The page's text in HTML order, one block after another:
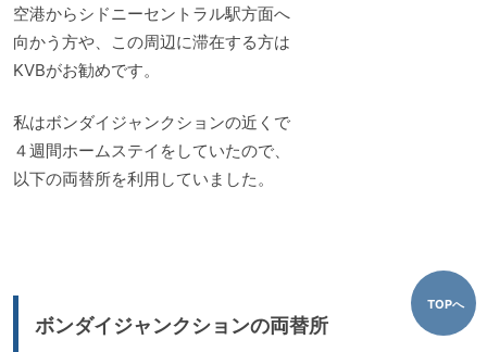
空港からシドニーセントラル駅方面へ
向かう方や、この周辺に滞在する方は
KVBがお勧めです。
私はボンダイジャンクションの近くで
４週間ホームステイをしていたので、
以下の両替所を利用していました。
ボンダイジャンクションの両替所
TOPへ